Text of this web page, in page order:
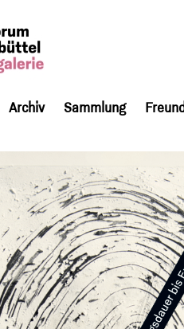
Archiv Sammlung